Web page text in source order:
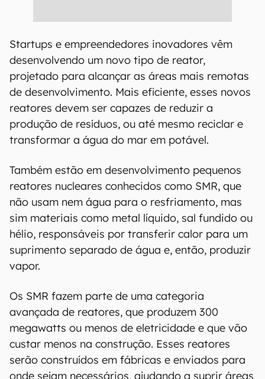
Startups e empreendedores inovadores vêm
desenvolvendo um novo tipo de reator,
projetado para alcançar as áreas mais remotas
de desenvolvimento. Mais eficiente, esses novos
reatores devem ser capazes de reduzir a
produção de resíduos, ou até mesmo reciclar e
transformar a água do mar em potável.
Também estão em desenvolvimento pequenos
reatores nucleares conhecidos como SMR, que
não usam nem água para o resfriamento, mas
sim materiais como metal líquido, sal fundido ou
hélio, responsáveis por transferir calor para um
suprimento separado de água e, então, produzir
vapor.
Os SMR fazem parte de uma categoria
avançada de reatores, que produzem 300
megawatts ou menos de eletricidade e que vão
custar menos na construção. Esses reatores
serão construídos em fábricas e enviados para
onde sejam necessários, ajudando a suprir áreas